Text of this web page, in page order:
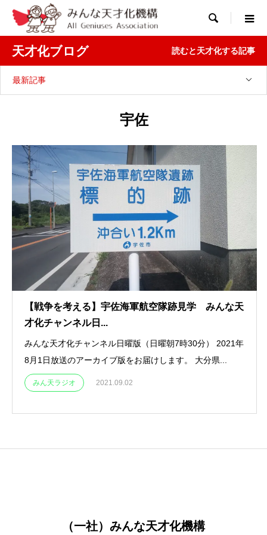

天才化ブログ 読むと天才化する記事
最新記事
宇佐
【戦争を考える】宇佐海軍航空隊跡見学 みんな天
才化チャンネル日...
みんな天才化チャンネル日曜版（日曜朝7時30分） 2021年
8月1日放送のアーカイブ版をお届けします。 大分県...
みん天ラジオ 2021.09.02
（一社）みんな天才化機構